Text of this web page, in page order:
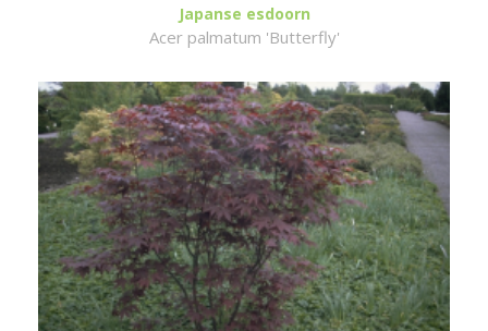
Japanse esdoorn
Acer palmatum 'Butterfly'